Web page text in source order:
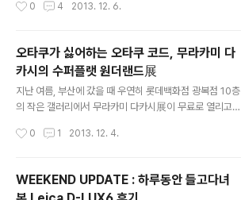
없다. 방금 내 반쪽 모습 봐서 알겠지만 이 날 나는 굿네이
삼겹살 할 때 그 '삼겹'? 강남역 NB 뒷골목에 자리한 '일구
치가 아닌 '양삼겹'이라는 녀석이 주메뉴다. 내가 아무리 고
기를 좋아하고 잘 먹고 많은 고깃집을 다녀봤어도 요 양삼
겹이라는 건 처음 들어봤다. 양고기 삼겹살인가? 일단 내가
친구들과의 약속 시간에 사알짝 늦은 관계로 양삼겹 사진
은 이 한장이 달랑;;; (애들이 다 먹었..) 부연 설명이 좀 필요
구팔팔에서 커스터마이징 한 고기다. 기존에 없던 메뉴라
0 4 2013. 12. 6.
오타쿠가 싫어하는 오타쿠 코드, 무라카미 다
카시의 수퍼플랫 원더랜드展
지난 여름, 부산에 갔을 때 우연히 롯데백화점 광복점 10층
의 작은 갤러리에서 무라카미 다카시展이 무료로 열리고
게 그의 작품을 처음 마주한 순간이었다. 그 당시의 감정을
내 코드지만 또 어떤 부분에서는 나와는 거리가 멀기도 한
0 1 2013. 12. 4.
WEEKEND UPDATE : 하루동안 들고다녀